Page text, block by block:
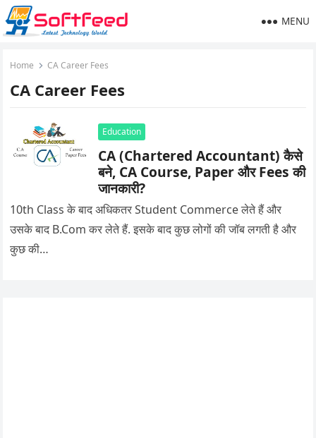
MENU
Home CA Career Fees
CA Career Fees
Education
CA (Chartered Accountant) कैसे
बने, CA Course, Paper और Fees की
जानकारी?
10th Class के बाद अधिकतर Student Commerce लेते हैं और
उसके बाद B.Com कर लेते हैं. इसके बाद कुछ लोगों की जॉब लगती है और
कुछ की…